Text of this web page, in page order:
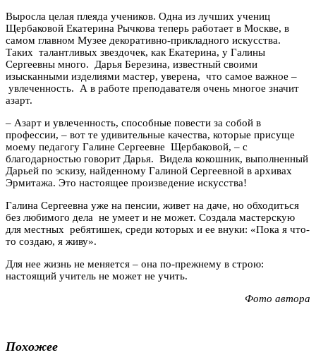
Выросла целая плеяда учеников. Одна из лучших учениц
Щербаковой Екатерина Рычкова теперь работает в Москве, в
самом главном Музее декоративно-прикладного искусства.
Таких талантливых звездочек, как Екатерина, у Галины
Сергеевны много. Дарья Березина, известный своими
изысканными изделиями мастер, уверена, что самое важное –
увлеченность. А в работе преподавателя очень многое значит
азарт.
– Азарт и увлеченность, способные повести за собой в
профессии, – вот те удивительные качества, которые присуще
моему педагогу Галине Сергеевне Щербаковой, – с
благодарностью говорит Дарья. Видела кокошник, выполненный
Дарьей по эскизу, найденному Галиной Сергеевной в архивах
Эрмитажа. Это настоящее произведение искусства!
Галина Сергеевна уже на пенсии, живет на даче, но обходиться
без любимого дела не умеет и не может. Создала мастерскую
для местных ребятишек, среди которых и ее внуки: «Пока я что-
то создаю, я живу».
Для нее жизнь не меняется – она по-прежнему в строю:
настоящий учитель не может не учить.
Фото автора
Похожее